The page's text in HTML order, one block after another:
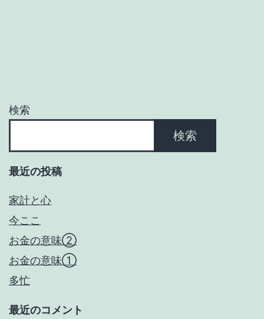
検索
検索
最近の投稿
家計と心
今ここ
お金の意味②
お金の意味①
多忙
最近のコメント